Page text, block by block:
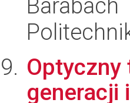
Barabach
Optyczny
generacji